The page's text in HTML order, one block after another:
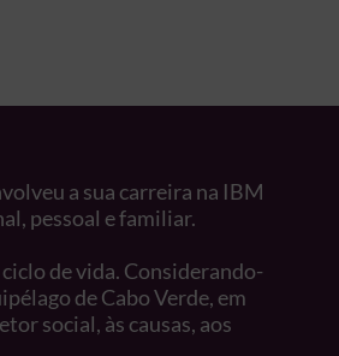
a sua carreira na IBM
pessoal e familiar.
de vida. Considerando-
de Cabo Verde, em
social, às causas, aos